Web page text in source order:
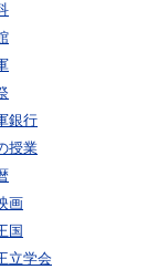
銀行
授業
画
国
立学会